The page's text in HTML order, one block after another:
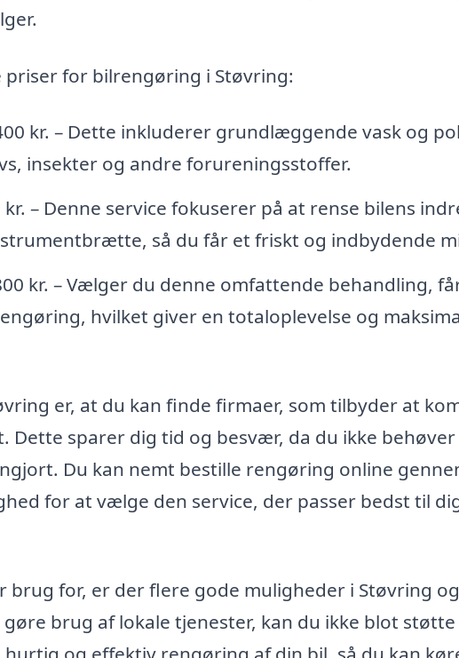
for bilrengøring i Støvring:
kr. – Dette inkluderer grundlæggende vask og
insekter og andre forureningsstoffer.
kr. – Denne service fokuserer på at rense bilens
så du får et friskt og indbydende
kr. – Vælger du denne omfattende behandling,
hvilket giver en totaloplevelse og
er, at du kan finde firmaer, som tilbyder at
Dette sparer dig tid og besvær, da du ikke
Du kan nemt bestille rengøring online
for at vælge den service, der passer bedst til
brug for, er der flere gode muligheder i Støvring og
brug af lokale tjenester, kan du ikke blot